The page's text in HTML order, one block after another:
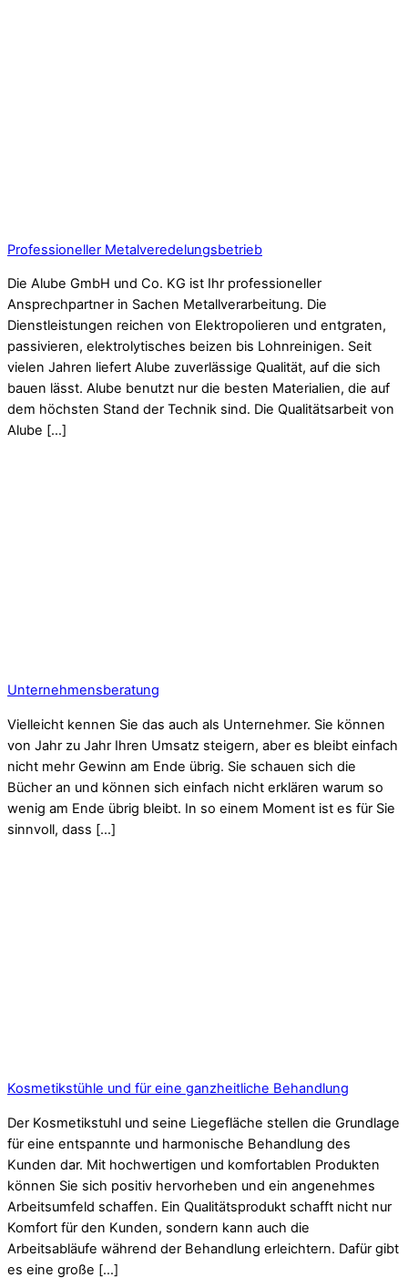
Professioneller Metalveredelungsbetrieb
Die Alube GmbH und Co. KG ist Ihr professioneller
Ansprechpartner in Sachen Metallverarbeitung. Die
Dienstleistungen reichen von Elektropolieren und entgraten,
passivieren, elektrolytisches beizen bis Lohnreinigen. Seit
vielen Jahren liefert Alube zuverlässige Qualität, auf die sich
bauen lässt. Alube benutzt nur die besten Materialien, die auf
dem höchsten Stand der Technik sind. Die Qualitätsarbeit von
Alube […]
Unternehmensberatung
Vielleicht kennen Sie das auch als Unternehmer. Sie können
von Jahr zu Jahr Ihren Umsatz steigern, aber es bleibt einfach
nicht mehr Gewinn am Ende übrig. Sie schauen sich die
Bücher an und können sich einfach nicht erklären warum so
wenig am Ende übrig bleibt. In so einem Moment ist es für Sie
sinnvoll, dass […]
Kosmetikstühle und für eine ganzheitliche Behandlung
Der Kosmetikstuhl und seine Liegefläche stellen die Grundlage
für eine entspannte und harmonische Behandlung des
Kunden dar. Mit hochwertigen und komfortablen Produkten
können Sie sich positiv hervorheben und ein angenehmes
Arbeitsumfeld schaffen. Ein Qualitätsprodukt schafft nicht nur
Komfort für den Kunden, sondern kann auch die
Arbeitsabläufe während der Behandlung erleichtern. Dafür gibt
es eine große […]